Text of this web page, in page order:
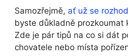
Samozřejmě, ať už se
byste důkladně prozkoumat
Zde je pár tipů na co si dát
chovatele nebo místa